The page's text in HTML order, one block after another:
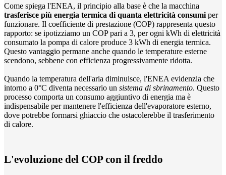
Come spiega l'ENEA, il principio alla base è che la macchina
trasferisce più energia termica di quanta elettricità consumi per
funzionare. Il coefficiente di prestazione (COP) rappresenta questo
rapporto: se ipotizziamo un COP pari a 3, per ogni kWh di elettricità
consumato la pompa di calore produce 3 kWh di energia termica.
Questo vantaggio permane anche quando le temperature esterne
scendono, sebbene con efficienza progressivamente ridotta.
Quando la temperatura dell'aria diminuisce, l'ENEA evidenzia che
intorno a 0°C diventa necessario un sistema di sbrinamento. Questo
processo comporta un consumo aggiuntivo di energia ma è
indispensabile per mantenere l'efficienza dell'evaporatore esterno,
dove potrebbe formarsi ghiaccio che ostacolerebbe il trasferimento
di calore.
L'evoluzione del COP con il freddo